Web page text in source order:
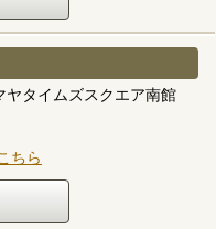
タイムズスクエア南館
ちら